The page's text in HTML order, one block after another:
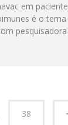
em
é o tema
pesquisadora
38